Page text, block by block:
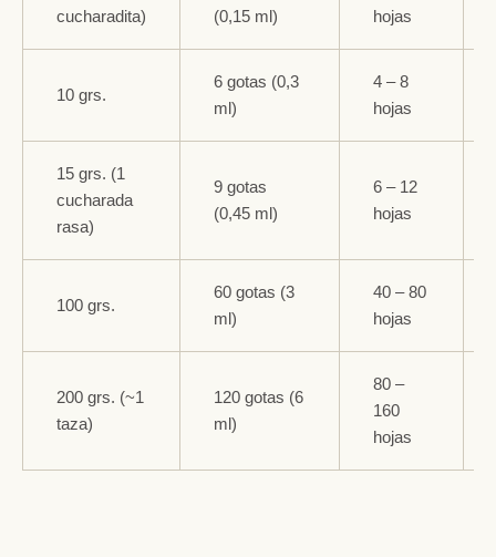
cucharadita)
(0,15 ml)
hojas
10 grs.
6 gotas (0,3
ml)
4 – 8
hojas
15 grs. (1
cucharada
rasa)
9 gotas
(0,45 ml)
6 – 12
hojas
100 grs.
60 gotas (3
ml)
40 – 80
hojas
200 grs. (~1
taza)
120 gotas (6
ml)
80 –
160
hojas